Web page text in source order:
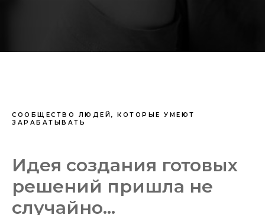
СООБЩЕСТВО ЛЮДЕЙ, КОТОРЫЕ УМЕЮТ
ЗАРАБАТЫВАТЬ
Идея создания готовых
решений пришла не
случайно...